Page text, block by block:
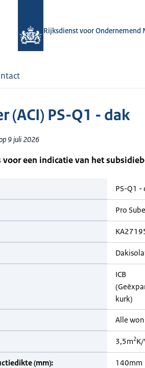
Rijksdienst voor Ondernemend
(ACI) PS-Q1 - dak
9 juli 2026
een indicatie van het
PS-Q1 -
Pro
ICB
kurk)
Alle
3,5m2
(mm): 140mm